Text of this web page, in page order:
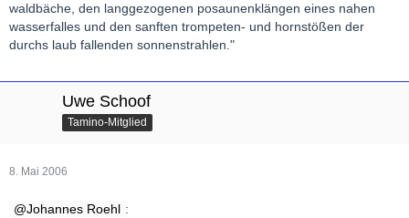
waldbäche, den langgezogenen posaunenklängen eines nahen
wasserfalles und den sanften trompeten- und hornstößen der
durchs laub fallenden sonnenstrahlen."
Uwe Schoof
Tamino-Mitglied
8. Mai 2006
Johannes Roehl :